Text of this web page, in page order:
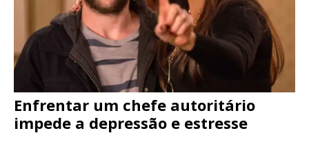
Enfrentar um chefe autoritário
impede a depressão e estresse